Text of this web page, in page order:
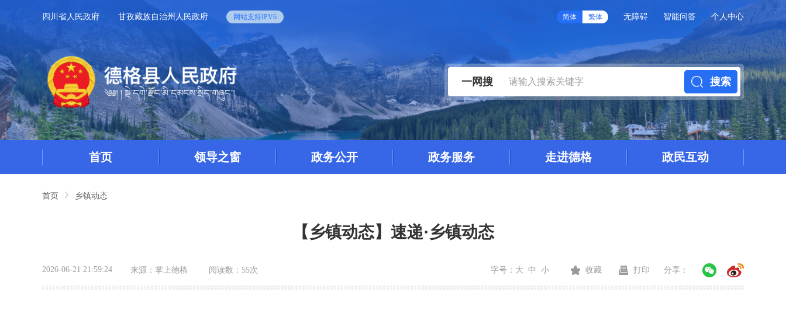
四川省人民政府 甘孜藏族自治州人民政府 网站支持IPV6 简体 繁体 无障碍 智能问答 个人中心
一网搜 搜索
首页 领导之窗 政务公开 政务服务 走进德格 政民互动
首页 乡镇动态
【乡镇动态】速递·乡镇动态
2026-06-21 21:59:24 来源： 掌上德格 阅读数： 55次 字号： 大 中 小 收藏 打印 分享：